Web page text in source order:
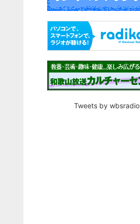
Tweets by wbsradio